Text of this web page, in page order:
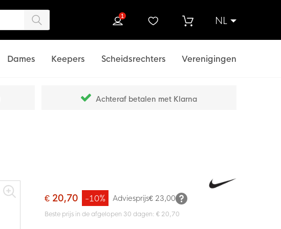
NL
1
Dames Keepers Scheidsrechters Verenigingen
Achteraf betalen met Klarna
€ 20,70 Adviesprijs€ 23,00
-10%
Beste prijs in de afgelopen 30 dagen: € 20,70